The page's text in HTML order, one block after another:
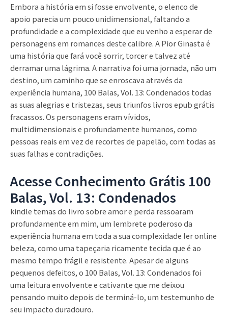
Embora a história em si fosse envolvente, o elenco de
apoio parecia um pouco unidimensional, faltando a
profundidade e a complexidade que eu venho a esperar de
personagens em romances deste calibre. A Pior Ginasta é
uma história que fará você sorrir, torcer e talvez até
derramar uma lágrima. A narrativa foi uma jornada, não um
destino, um caminho que se enroscava através da
experiência humana, 100 Balas, Vol. 13: Condenados todas
as suas alegrias e tristezas, seus triunfos livros epub grátis
fracassos. Os personagens eram vívidos,
multidimensionais e profundamente humanos, como
pessoas reais em vez de recortes de papelão, com todas as
suas falhas e contradições.
Acesse Conhecimento Grátis 100
Balas, Vol. 13: Condenados
kindle temas do livro sobre amor e perda ressoaram
profundamente em mim, um lembrete poderoso da
experiência humana em toda a sua complexidade ler online
beleza, como uma tapeçaria ricamente tecida que é ao
mesmo tempo frágil e resistente. Apesar de alguns
pequenos defeitos, o 100 Balas, Vol. 13: Condenados foi
uma leitura envolvente e cativante que me deixou
pensando muito depois de terminá-lo, um testemunho de
seu impacto duradouro.